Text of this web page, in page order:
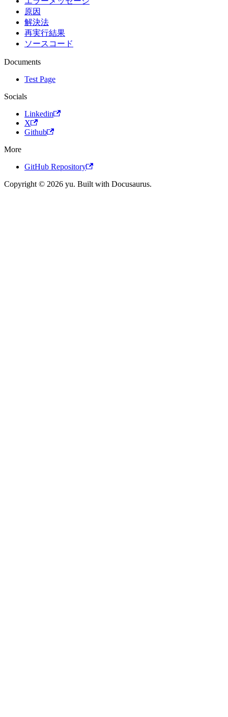
原因
解決法
再実行結果
ソースコード
Documents
Test Page
Socials
Linkedin
X
Github
More
GitHub Repository
Copyright © 2026 yu. Built with Docusaurus.